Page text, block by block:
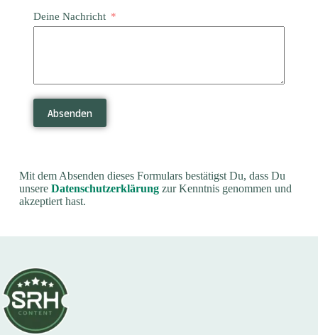
Deine Nachricht
Absenden
Mit dem Absenden dieses Formulars bestätigst Du, dass Du
unsere Datenschutzerklärung zur Kenntnis genommen und
akzeptiert hast.